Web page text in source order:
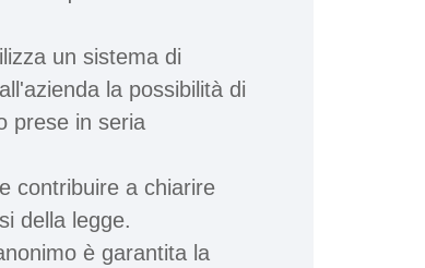
un sistema di
la possibilità di
prese in seria
contribuire a chiarire
della legge.
è garantita la